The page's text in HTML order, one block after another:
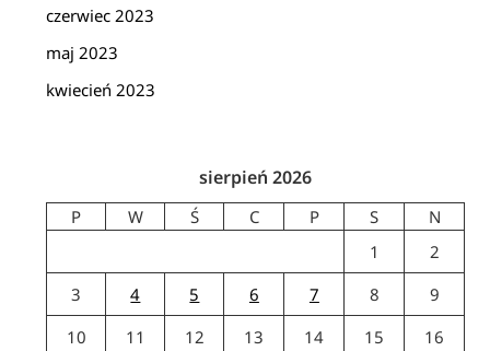
czerwiec 2023
maj 2023
kwiecień 2023
sierpień 2026
P W Ś C P S
N
1
2
3
4 5 6 7 8
9
10
11 12 13 14 15 16